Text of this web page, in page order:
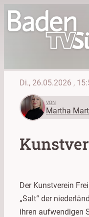
Di., 26.05.2026 ,
VON
Martha
Der Kunstverein
„Salt“ der
ihren aufwendigen